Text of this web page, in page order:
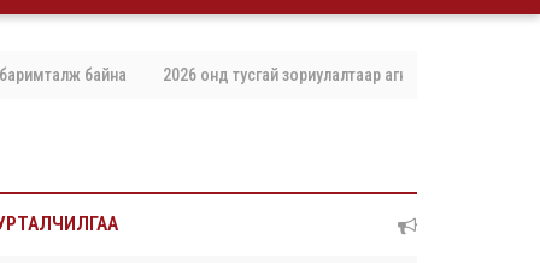
2026 онд тусгай зориулалтаар агнах, барих амьтны тоо хэмжээг